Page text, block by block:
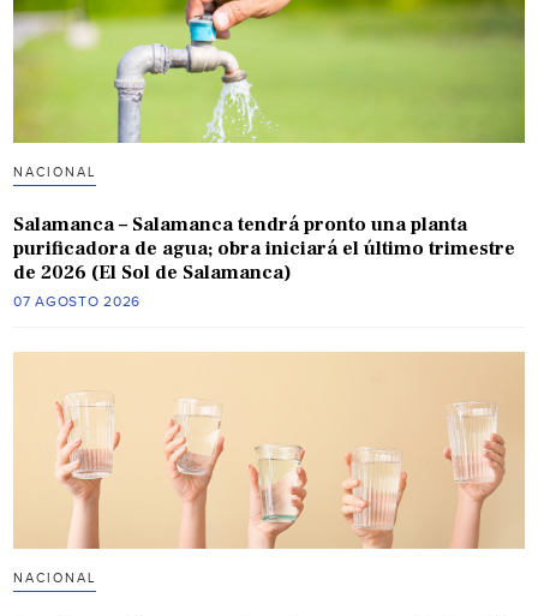
NACIONAL
Salamanca – Salamanca tendrá pronto una planta
purificadora de agua; obra iniciará el último trimestre
de 2026 (El Sol de Salamanca)
07 AGOSTO 2026
NACIONAL